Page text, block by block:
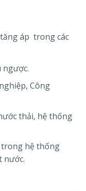
áp trong các
Công
thải, hệ thống
trong hệ thống
nước.